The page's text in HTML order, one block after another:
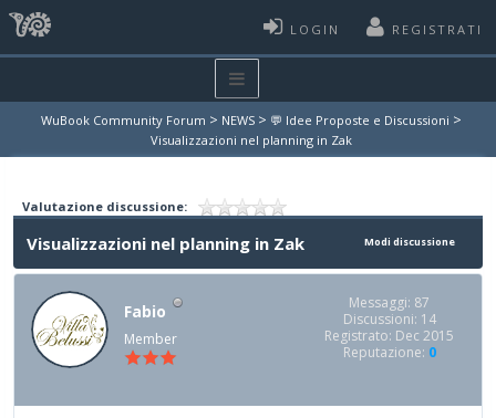
LOGIN REGISTRATI
WuBook Community Forum > NEWS > 💬 Idee Proposte e Discussioni >
Visualizzazioni nel planning in Zak
Valutazione discussione:
Modi discussione
Visualizzazioni nel planning in Zak
Fabio
Member
Messaggi: 87
Discussioni: 14
Registrato: Dec 2015
Reputazione: 0